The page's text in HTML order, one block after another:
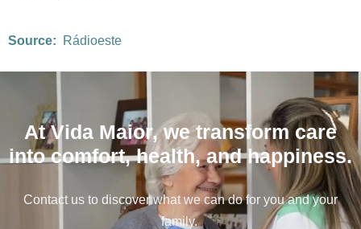
Source: Rádioeste
At Vida Maior, we transform care
into comfort, health, and happiness.
Contact us to discover what we can do for you and your
family.